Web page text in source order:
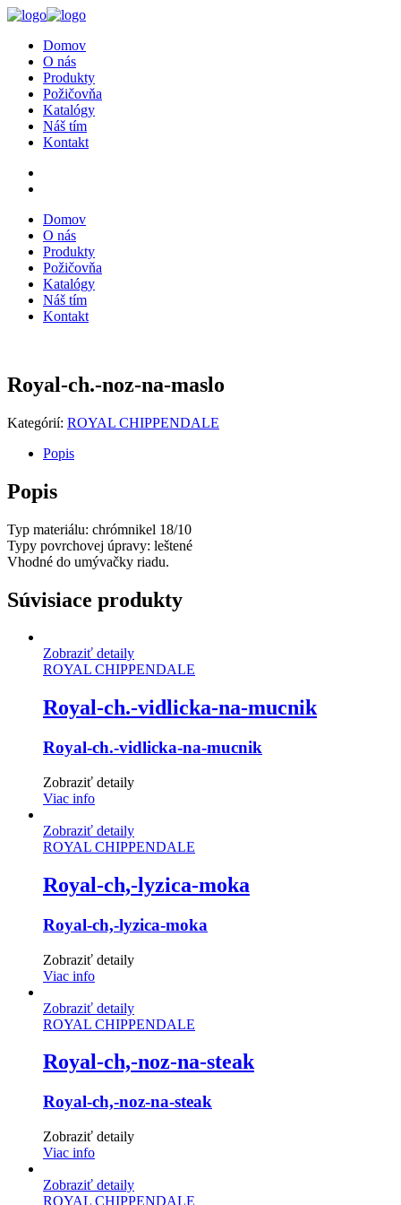
Domov
O nás
Produkty
Požičovňa
Katalógy
Náš tím
Kontakt
Domov
O nás
Produkty
Požičovňa
Katalógy
Náš tím
Kontakt
Royal-ch.-noz-na-maslo
Kategórií: ROYAL CHIPPENDALE
Popis
Popis
Typ materiálu: chrómnikel 18/10
Typy povrchovej úpravy: leštené
Vhodné do umývačky riadu.
Súvisiace produkty
Zobraziť detaily
ROYAL CHIPPENDALE
Royal-ch.-vidlicka-na-mucnik
Royal-ch.-vidlicka-na-mucnik
Zobraziť detaily
Viac info
Zobraziť detaily
ROYAL CHIPPENDALE
Royal-ch,-lyzica-moka
Royal-ch,-lyzica-moka
Zobraziť detaily
Viac info
Zobraziť detaily
ROYAL CHIPPENDALE
Royal-ch,-noz-na-steak
Royal-ch,-noz-na-steak
Zobraziť detaily
Viac info
Zobraziť detaily
ROYAL CHIPPENDALE